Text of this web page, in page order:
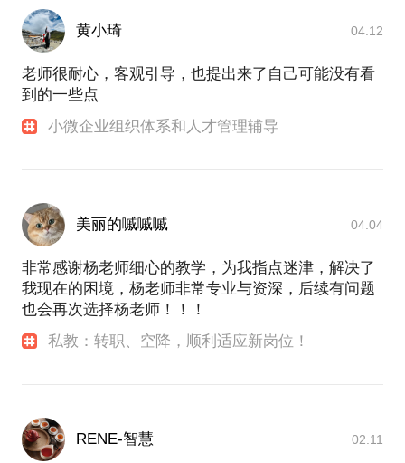
策略：根据目标、组织基础和可掌握的资源，针对性
的制订策略，如人才引进、战略性激励、微管理、系
统流程搭建等。采用一些标准化模板，再结合行业、
组织、业务特点进行优化，和老板、核心骨干和关键
员工达成一致。
持组织人力资源管理能力生根发芽。
辅导：帮助企业的中高管适应快速变化的角色，建立
良好的管理和人际习惯，管理好情绪，培养领导力，
承担起组织赋予的责任，最终达成组织的期望，并和
组织其他团队、本团队下属一起高效合作、共同成
长。
互信配合、服务提升等方面的专项培训，帮助员工提
升自我认知、敬业度和工作能力。
我带来很大的幸福感，善行善行之。我把我的经验提
炼成为知识模型，通过“在行”分享给学员，促进学
员“知行合一”。学员可以通过学习和复制经验模型，
较快较好的获得价值提升和进步！
【我的话题可以帮你解决这些问题】：
2. 每个人都会遇到纠结和内心的冲突，越是重要的位
置、关键的时刻越是如此。破解心结，改善灰度，扩
大格局。学习如何建立职业信任、如何达成公司和上
级的预期、如何在新的角色位置上站稳脚跟。
3. 明确职业目标、定位和方向，掌握规划、选择的方
法，解决就业、求职问题。
4. 了解职业沟通的规则，交流管理沟通的理念，学习
我在话题相关领域，有这些独特经历：
黄小琦 04.12
老师很耐心，客观引导，也提出来了自己可能没有看
到的一些点
小微企业组织体系和人才管理辅导
美丽的嘁嘁嘁 04.04
非常感谢杨老师细心的教学，为我指点迷津，解决了
我现在的困境，杨老师非常专业与资深，后续有问题
也会再次选择杨老师！！！
私教：转职、空降，顺利适应新岗位！
RENE-智慧 02.11